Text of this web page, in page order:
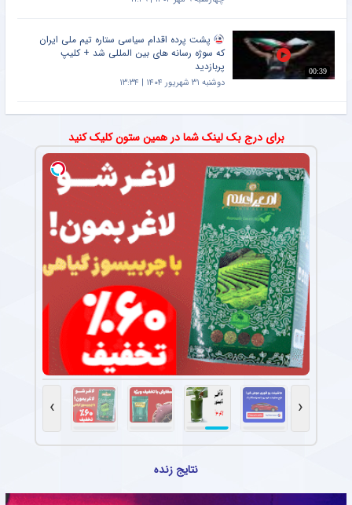
00:39
پشت پرده اقدام سیاسی ستاره تیم ملی ایران
که سوژه رسانه های بین المللی شد + کلیپ
پربازدید
دوشنبه ۳۱ شهریور ۱۴۰۴ | ۱۳:۳۴
برای درج بک لینک شما در همین ستون کلیک کنید
‹
›
نتایج زنده